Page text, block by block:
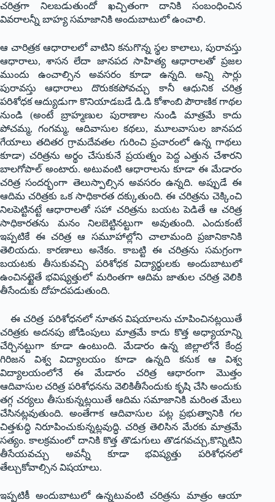
చరిత్రగా నిలబడుతుందో ఖచ్చితంగా దానికి సంబంధించిన
వివరాలన్నీ బాహ్య సమాజానికి అందుబాటులో ఉంచాలి.
ఆ చారిత్రక ఆధారాలలో వాటిని కనుగొన్న స్థల కాలాలు, పురావస్తు
ఆధారాలు, శాసన లేదా జానపద సాహిత్య ఆధారాలతో ప్రజల
ముందు ఉంచాల్సిన అవసరం కూడా ఉన్నది. అన్ని సార్లు
పురావస్తు ఆధారాలు దొరుకకపోవచ్చు కానీ ఆధునిక చరిత్ర
పరిశోధక ఆద్యుడుగా కొనియాడబడే డి.డి కోశాంబి పౌరాణిక గాథల
నుండి (అంటే బ్రాహ్మణుల పురాణాల నుండి మాత్రమే కాదు
పోచమ్మ, గంగమ్మ, ఆదివాసుల కథలు, మూలవాసుల జానపద
గేయాలు తదితర గ్రామదేవతల గురించి ప్రచారంలో ఉన్న గాథలు
కూడా) చరిత్రను అర్థం చేసుకునే ప్రయత్నం పెద్ద ఎత్తున చేశారని
బాలగోపాల్ అంటారు. అటువంటి ఆధారాలను కూడా ఈ మేడారం
చరిత్ర సందర్భంగా తెలుస్పాల్సిన అవసరం ఉన్నది. అప్పుడే ఈ
ఆదిమ చరిత్రకు ఒక సాధికారత దక్కుతుంది. ఈ చరిత్రను చెక్కించి
నిలపెట్టినట్టే ఆధారాలతో సహా చరిత్రను బయట పెడితే ఆ చరిత్ర
సాధికారతను మనం నిలబెట్టినట్టుగా అవుతుంది. ఎందుకంటే
ఇప్పటికే ఈ చరిత్ర ఆ సమూహాల్లోని చాలామంది ప్రజానికానికి
తెలియదు. కారణాలు అనేకం. కాబట్టి ఈ చరిత్రను సమగ్రంగా
బయటకు తీసుకువచ్చి పరిశోధక విద్యార్థులకు అందుబాటులో
ఉంచినట్టైతే భవిష్యత్తులో మరింతగా ఆదిమ జాతుల చరిత్ర వెలికి
తీసేందుకు దోహదపడుతుంది.
ఈ చరిత్ర పరిశోధనలో నూతన విషయాలను చూపించినట్లయితే
చరిత్రకు అదనపు జోడింపులు మాత్రమే కాదు కొత్త అధ్యాయాన్ని
చేర్చినట్టుగా కూడా ఉంటుంది. మేడారం ఉన్న జిల్లాలోనే కేంద్ర
గిరిజన విశ్వ విద్యాలయం కూడా ఉన్నది కనుక ఆ విశ్వ
విద్యాలయంలోనే ఈ మేడారం చరిత్ర ఆధారంగా మొత్తం
ఆదివాసుల చరిత్ర పరిశోధనను వెలికితీసేందుకు కృషి చేసి అందుకు
తగ్గ చర్యలు తీసుకున్నట్లయితే ఆదిమ సమాజానికి మరింత మేలు
చేసినట్లవుతుంది. అంతేగాక ఆదివాసుల పట్ల ప్రభుత్వానికి గల
చిత్తశుద్ధి నిరూపించుకున్నట్లవుద్ధి. చరిత్ర తెలిసిన మేరకు మాత్రమే
సత్యం. కాలక్రమంలో దానికి కొత్త తొడుగులు తొడగవచ్చు,కొన్నిటిని
తీసేయవచ్చు అవన్నీ కూడా భవిష్యత్తు పరిశోధనలో
తేల్చుకోవాల్సిన విషయాలు.
ఇప్పటికీ అందుబాటులో ఉన్నటువంటి చరిత్రను మాత్రం ఆయా